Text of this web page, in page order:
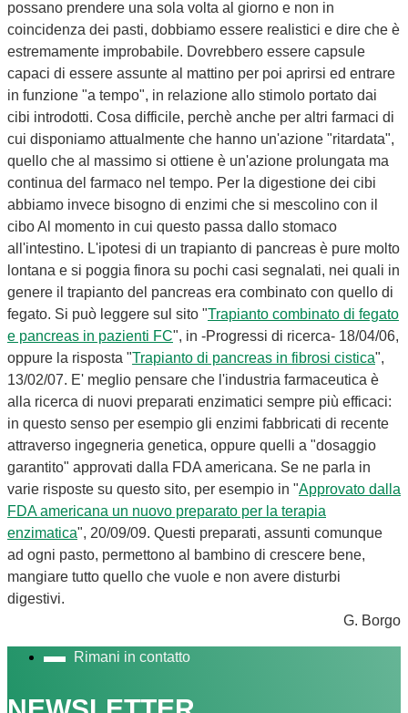
possano prendere una sola volta al giorno e non in
coincidenza dei pasti, dobbiamo essere realistici e dire che è
estremamente improbabile. Dovrebbero essere capsule
capaci di essere assunte al mattino per poi aprirsi ed entrare
in funzione "a tempo", in relazione allo stimolo portato dai
cibi introdotti. Cosa difficile, perchè anche per altri farmaci di
cui disponiamo attualmente che hanno un'azione "ritardata",
quello che al massimo si ottiene è un'azione prolungata ma
continua del farmaco nel tempo. Per la digestione dei cibi
abbiamo invece bisogno di enzimi che si mescolino con il
cibo Al momento in cui questo passa dallo stomaco
all'intestino. L'ipotesi di un trapianto di pancreas è pure molto
lontana e si poggia finora su pochi casi segnalati, nei quali in
genere il trapianto del pancreas era combinato con quello di
fegato. Si può leggere sul sito "Trapianto combinato di fegato
e pancreas in pazienti FC", in -Progressi di ricerca- 18/04/06,
oppure la risposta "Trapianto di pancreas in fibrosi cistica",
13/02/07. E' meglio pensare che l'industria farmaceutica è
alla ricerca di nuovi preparati enzimatici sempre più efficaci:
in questo senso per esempio gli enzimi fabbricati di recente
attraverso ingegneria genetica, oppure quelli a "dosaggio
garantito" approvati dalla FDA americana. Se ne parla in
varie risposte su questo sito, per esempio in "Approvato dalla
FDA americana un nuovo preparato per la terapia
enzimatica", 20/09/09. Questi preparati, assunti comunque
ad ogni pasto, permettono al bambino di crescere bene,
mangiare tutto quello che vuole e non avere disturbi
digestivi.
G. Borgo
Rimani in contatto